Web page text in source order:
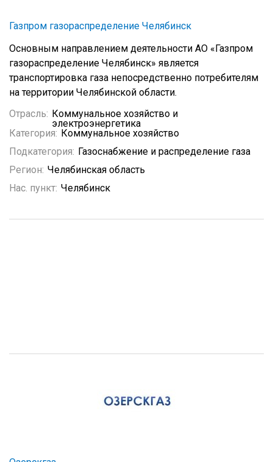
Газпром газораспределение Челябинск
Основным направлением деятельности АО «Газпром
газораспределение Челябинск» является
транспортировка газа непосредственно потребителям
на территории Челябинской области.
Отрасль: Коммунальное хозяйство и
электроэнергетика
Категория: Коммунальное хозяйство
Подкатегория: Газоснабжение и распределение газа
Регион: Челябинская область
Нас. пункт: Челябинск